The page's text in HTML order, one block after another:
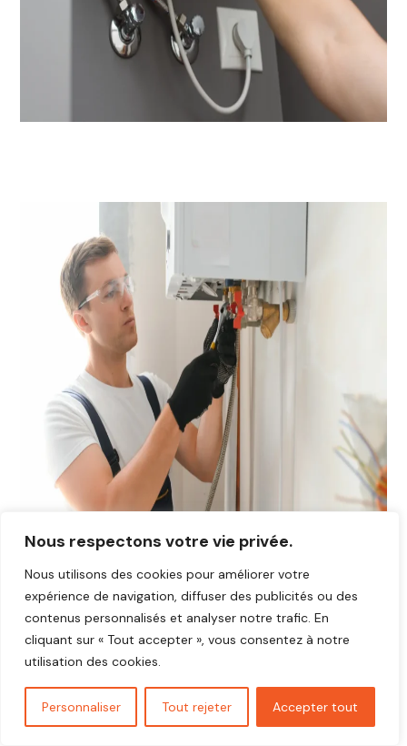
Nous respectons votre vie privée.
Nous utilisons des cookies pour améliorer votre
expérience de navigation, diffuser des publicités ou des
contenus personnalisés et analyser notre trafic. En
cliquant sur « Tout accepter », vous consentez à notre
utilisation des cookies.
Personnaliser Tout rejeter Accepter tout
Avis plombier Osny 95520
Vous cherchez un plombier fiable et réactif dansOsny
95520?
Découvrez les avis de nos clients satisfaits qui ont
Nos artisans plombiers interviennent pour toutes vos
urgences,